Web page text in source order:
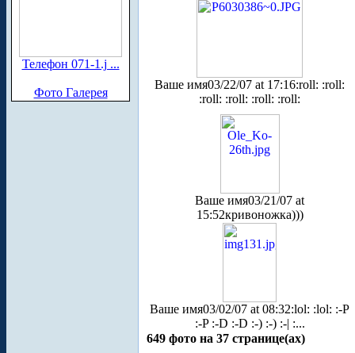
Телефон 071-1.j ...
Фото Галерея
Ваше имя03/22/07 at 17:16:roll: :roll:
:roll: :roll: :roll: :roll:
Ваше имя03/21/07 at
15:52кривоножка)))
Ваше имя03/02/07 at 08:32:lol: :lol: :-P
:-P :-D :-D :-) :-) :-| :...
649 фото на 37 странице(ах)